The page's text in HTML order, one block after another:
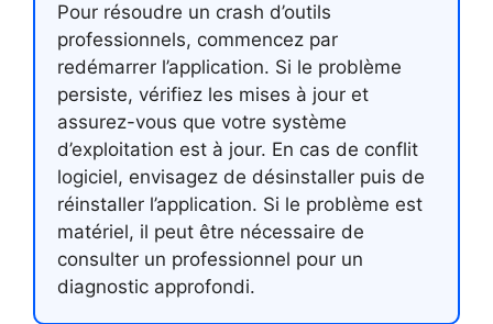
Pour résoudre un crash d’outils
professionnels, commencez par
redémarrer l’application. Si le problème
persiste, vérifiez les mises à jour et
assurez-vous que votre système
d’exploitation est à jour. En cas de conflit
logiciel, envisagez de désinstaller puis de
réinstaller l’application. Si le problème est
matériel, il peut être nécessaire de
consulter un professionnel pour un
diagnostic approfondi.